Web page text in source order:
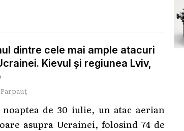
dintre cele mai ample atacuri
Kievul și regiunea Lviv,
de 30 iulie, un atac aerian
asupra Ucrainei, folosind 74 de